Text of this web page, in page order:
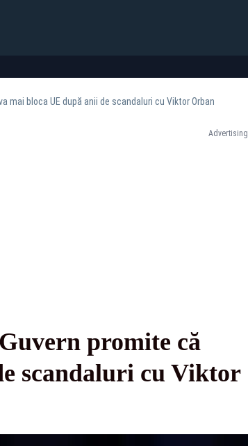
mai bloca UE după anii de scandaluri cu Viktor Orban
Advertising
promite că
scandaluri cu Viktor